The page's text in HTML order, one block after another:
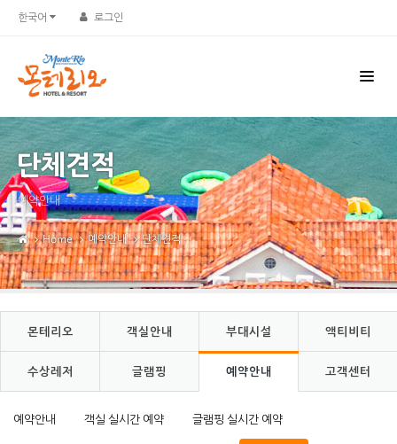
한국어 로그인
단체견적
예약안내
Home 예약안내 단체견적
몬테리오 객실안내 부대시설 액티비티
수상레저 글램핑 예약안내 고객센터
예약안내 객실 실시간 예약 글램핑 실시간 예약
Sketchbook5, 스케치북5